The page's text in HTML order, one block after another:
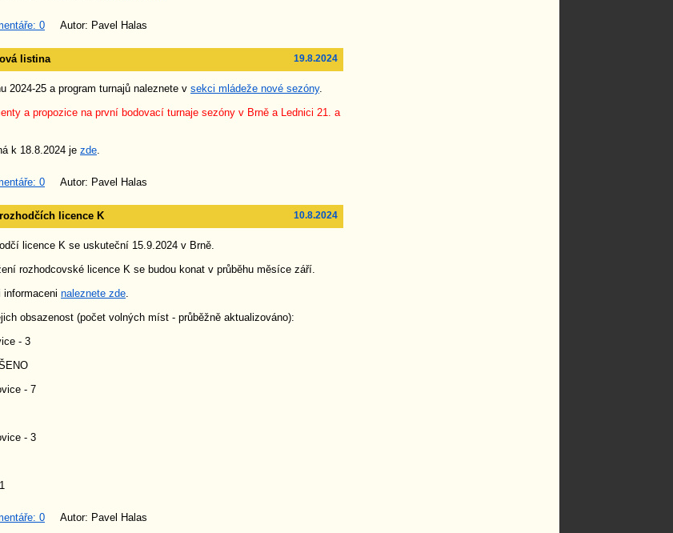
0 Autor: Pavel Halas
19.8.2024
listina
2024-25 a program turnajů naleznete v sekci mládeže nové sezóny.
a propozice na první bodovací turnaje sezóny v Brně a Lednici 21. a
k 18.8.2024 je zde.
0 Autor: Pavel Halas
10.8.2024
licence K
licence K se uskuteční 15.9.2024 v Brně.
rozhodcovské licence K se budou konat v průběhu měsíce září.
naleznete zde.
obsazenost (počet volných míst - průběžně aktualizováno):
- 3
- 7
- 3
0 Autor: Pavel Halas